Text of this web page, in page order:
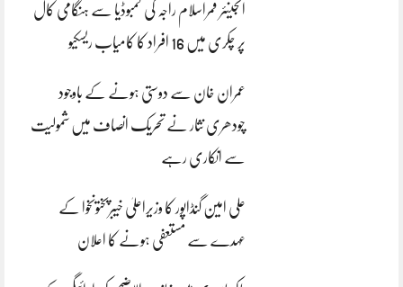
انجینئر قمراسلام راجہ کی کمبوڈیا سے ہنگامی کال
پر چکری میں 16 افراد کا کامیاب ریسکیو
عمران خان سے دوستی ہونے کے باوجود
چودھری نثار نے تحریک انصاف میں شمولیت
سے انکاری رہے
علی امین گنڈاپور کا وزیراعلیٰ خیبرپختونخوا کے
عہدے سے مستعفی ہونے کا اعلان